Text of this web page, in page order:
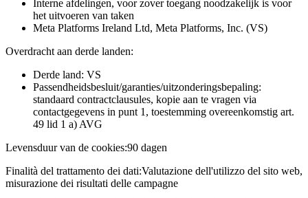
Interne afdelingen, voor zover toegang noodzakelijk is voor
het uitvoeren van taken
Meta Platforms Ireland Ltd, Meta Platforms, Inc. (VS)
Overdracht aan derde landen:
Derde land: VS
Passendheidsbesluit/garanties/uitzonderingsbepaling:
standaard contractclausules, kopie aan te vragen via
contactgegevens in punt 1, toestemming overeenkomstig art.
49 lid 1 a) AVG
Levensduur van de cookies:90 dagen
Finalità del trattamento dei dati:Valutazione dell'utilizzo del sito web,
misurazione dei risultati delle campagne